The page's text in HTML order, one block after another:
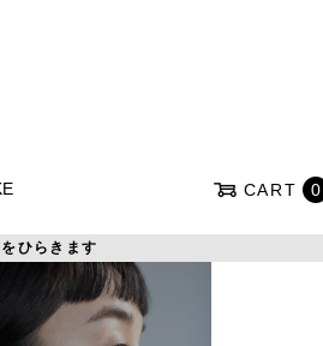
CART 0
ひらきます